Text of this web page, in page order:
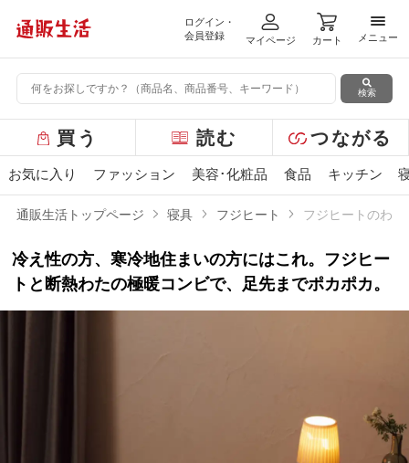
ログイン・
会員登録
マイページ カート
メニ
メニュー
検索
ー
バ
ュ
買う 読む つながる
お気に入り ファッション 美容･化粧品 食品 キッチン
通販生活トップページ 寝具 フジヒート フジヒートのわた
冷え性の方、寒冷地住まいの方にはこれ。フジヒー
トと断熱わたの極暖コンビで、足先までポカポカ。